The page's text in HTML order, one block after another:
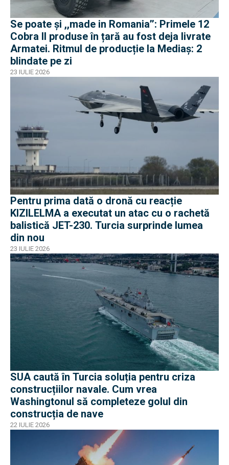
Se poate și ,,made in Romania’’: Primele 12
Cobra II produse în țară au fost deja livrate
Armatei. Ritmul de producție la Mediaș: 2
blindate pe zi
23 IULIE 2026
Pentru prima dată o dronă cu reacție
KIZILELMA a executat un atac cu o rachetă
balistică JET-230. Turcia surprinde lumea
din nou
23 IULIE 2026
SUA caută în Turcia soluția pentru criza
construcțiilor navale. Cum vrea
Washingtonul să completeze golul din
construcția de nave
22 IULIE 2026